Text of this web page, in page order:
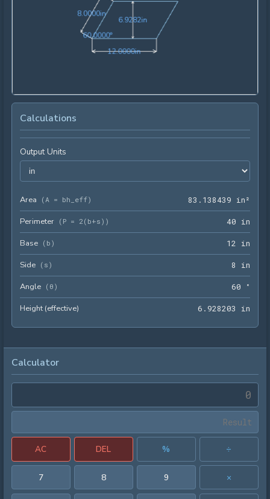
12.0000in12.0000in
8.0000in8.0000in
6.9282in6.9282in
60.0000°60.0000°
Calculations
Output Units
Area (A = bh_eff) 83 . 138439 in²
Perimeter ( P = 2(b+s) ) 40 in
Base ( b ) 12 in
Side ( s ) 8 in
Angle ( θ ) 60 °
Height (effective) 6 . 928203 in
Calculator
AC DEL % ÷
7 8 9 ×